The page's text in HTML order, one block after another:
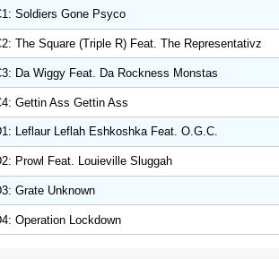
Soldiers Gone Psyco
The Square (Triple R) Feat. The Representativz
Da Wiggy Feat. Da Rockness Monstas
Gettin Ass Gettin Ass
Leflaur Leflah Eshkoshka Feat. O.G.C.
Prowl Feat. Louieville Sluggah
Grate Unknown
Operation Lockdown